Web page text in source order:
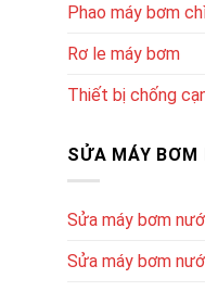
Phao máy bơm
Rơ le máy bơm
Thiết bị chống
SỬA MÁY BƠM
Sửa máy bơm
Sửa máy bơm